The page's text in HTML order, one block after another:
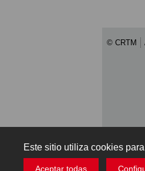
Este sitio utiliza cookies
Aceptar todas
© CRTM